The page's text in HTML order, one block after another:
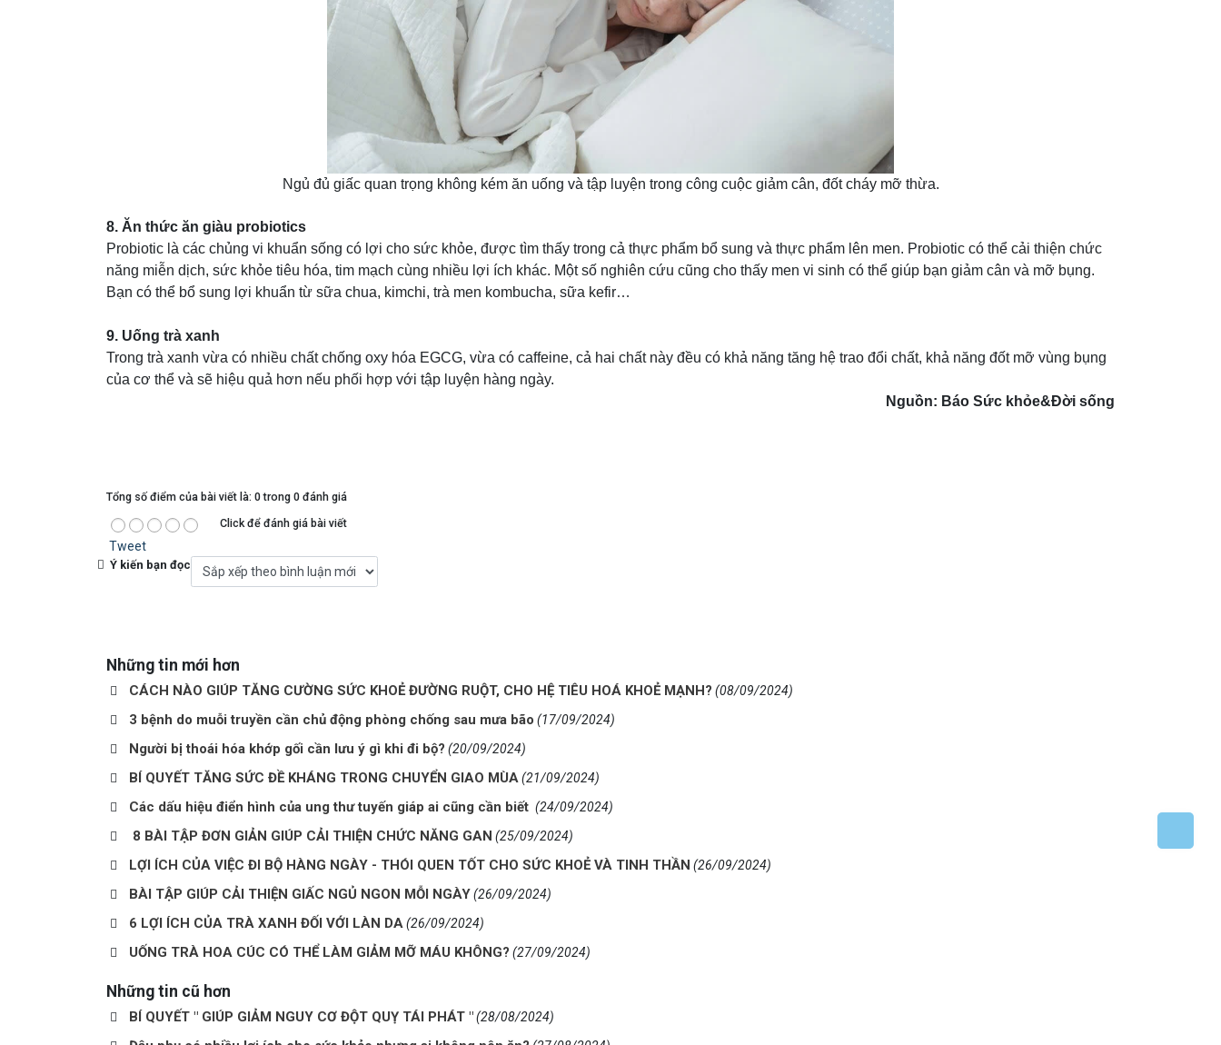
Ngủ đủ giấc quan trọng không kém ăn uống và tập luyện trong công cuộc giảm cân, đốt cháy mỡ thừa.
8. Ăn thức ăn giàu probiotics
Probiotic là các chủng vi khuẩn sống có lợi cho sức khỏe, được tìm thấy trong cả thực phẩm bổ sung và thực phẩm lên men. Probiotic có thể cải thiện chức
năng miễn dịch, sức khỏe tiêu hóa, tim mạch cùng nhiều lợi ích khác. Một số nghiên cứu cũng cho thấy men vi sinh có thể giúp bạn giảm cân và mỡ bụng.
Bạn có thể bổ sung lợi khuẩn từ sữa chua, kimchi, trà men kombucha, sữa kefir…
9. Uống trà xanh
Trong trà xanh vừa có nhiều chất chống oxy hóa EGCG, vừa có caffeine, cả hai chất này đều có khả năng tăng hệ trao đổi chất, khả năng đốt mỡ vùng bụng
của cơ thể và sẽ hiệu quả hơn nếu phối hợp với tập luyện hàng ngày.
Nguồn: Báo Sức khỏe&Đời sống
Tổng số điểm của bài viết là: 0 trong 0 đánh giá
Click để đánh giá bài viết
Tweet
Ý kiến bạn đọc
Những tin mới hơn
CÁCH NÀO GIÚP TĂNG CƯỜNG SỨC KHOẺ ĐƯỜNG RUỘT, CHO HỆ TIÊU HOÁ KHOẺ MẠNH? (08/09/2024)
3 bệnh do muỗi truyền cần chủ động phòng chống sau mưa bão (17/09/2024)
Người bị thoái hóa khớp gối cần lưu ý gì khi đi bộ? (20/09/2024)
BÍ QUYẾT TĂNG SỨC ĐỀ KHÁNG TRONG CHUYỂN GIAO MÙA(21/09/2024)
Các dấu hiệu điển hình của ung thư tuyến giáp ai cũng cần biết (24/09/2024)
8 BÀI TẬP ĐƠN GIẢN GIÚP CẢI THIỆN CHỨC NĂNG GAN (25/09/2024)
LỢI ÍCH CỦA VIỆC ĐI BỘ HÀNG NGÀY - THÓI QUEN TỐT CHO SỨC KHOẺ VÀ TINH THẦN (26/09/2024)
BÀI TẬP GIÚP CẢI THIỆN GIẤC NGỦ NGON MỖI NGÀY(26/09/2024)
6 LỢI ÍCH CỦA TRÀ XANH ĐỐI VỚI LÀN DA(26/09/2024)
UỐNG TRÀ HOA CÚC CÓ THỂ LÀM GIẢM MỠ MÁU KHÔNG? (27/09/2024)
Những tin cũ hơn
BÍ QUYẾT " GIÚP GIẢM NGUY CƠ ĐỘT QUỴ TÁI PHÁT "(28/08/2024)